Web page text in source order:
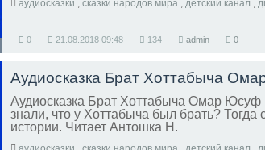
аудиосказки , сказки народов мира , детский канал ,
0 21.08.2018 09:48 134 admin 0
Аудиосказка Брат Хоттабыча
Аудиосказка Брат Хоттабыча Омар Юсуф
знали, что у Хоттабыча был брать? Тогда
истории. Читает Антошка Н.